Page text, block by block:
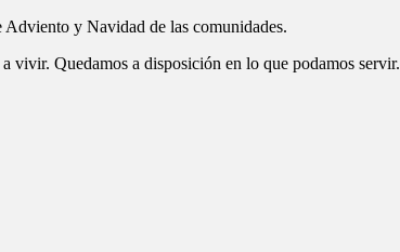
y Navidad de las comunidades.
vivir. Quedamos a disposición en lo que podamos servir.